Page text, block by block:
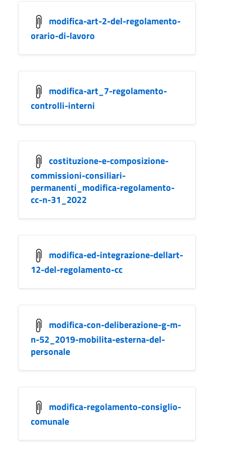
modifica-art-2-del-regolamento-
orario-di-lavoro
modifica-art_7-regolamento-
controlli-interni
costituzione-e-composizione-
commissioni-consiliari-
permanenti_modifica-regolamento-
cc-n-31_2022
modifica-ed-integrazione-dellart-
12-del-regolamento-cc
modifica-con-deliberazione-g-m-
n-52_2019-mobilita-esterna-del-
personale
modifica-regolamento-consiglio-
comunale